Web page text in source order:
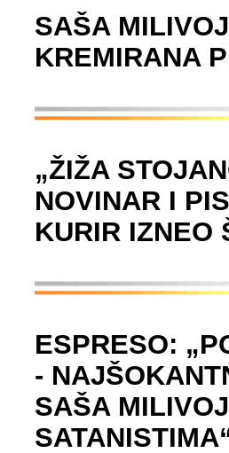
SAŠA
KREMIRANA
„ŽIŽA
NOVINAR I
KURIR IZNEO
ESPRESO:
-
SAŠA